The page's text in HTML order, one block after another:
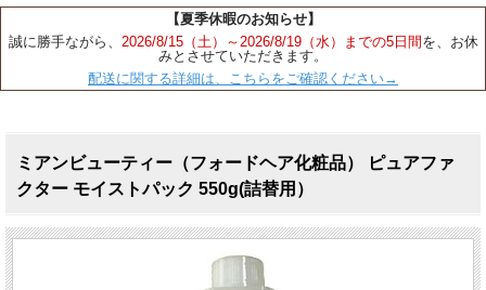
【夏季休暇のお知らせ】
誠に勝手ながら、 2026/8/15（土）～2026/8/19（水）までの5日間 を、お休
みとさせていただきます。
配送に関する詳細は、こちらをご確認ください→
ミアンビューティー（フォードヘア化粧品） ピュアファ
クター モイストパック 550g(詰替用）